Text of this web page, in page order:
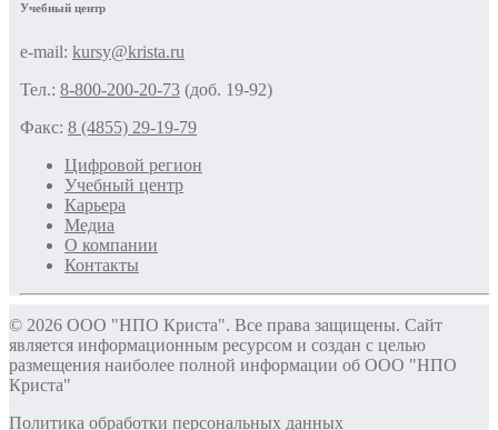
Учебный центр
e-mail: kursy@krista.ru
Тел.: 8-800-200-20-73 (доб. 19-92)
Факс: 8 (4855) 29-19-79
Цифровой регион
Учебный центр
Карьера
Медиа
О компании
Контакты
© 2026 ООО "НПО Криста". Все права защищены. Сайт
является информационным ресурсом и создан с целью
размещения наиболее полной информации об ООО "НПО
Криста"
Политика обработки персональных данных